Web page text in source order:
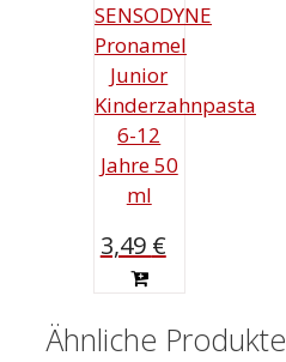
SENSODYNE
Pronamel
Junior
Kinderzahnpasta
6-12
Jahre 50
ml
3,49 €
Ähnliche Produkte